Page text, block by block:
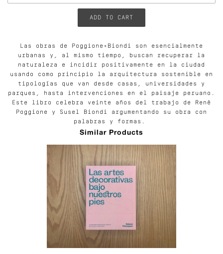
Las obras de Poggione+Biondi son esencialmente
urbanas y, al mismo tiempo, buscan recuperar la
naturaleza e incidir positivamente en la ciudad
usando como principio la arquitectura sostenible en
tipologías que van desde casas, universidades y
parques, hasta intervenciones en el paisaje peruano.
Este libro celebra veinte años del trabajo de René
Poggione y Susel Biondi argumentando su obra con
palabras y formas.
Similar Products